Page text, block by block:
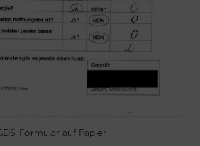
Formular auf Papier